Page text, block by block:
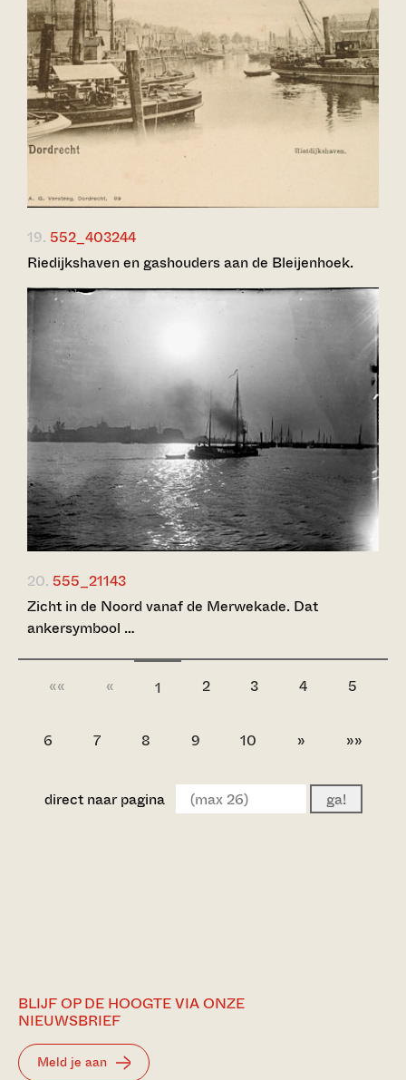
19. 552_403244
Riedijkshaven en gashouders aan de Bleijenhoek.
20. 555_21143
Zicht in de Noord vanaf de Merwekade. Dat
ankersymbool …
«« « 1 2 3 4 5
6 7 8 9 10 » »»
direct naar pagina ga!
BLIJF OP DE HOOGTE VIA ONZE
NIEUWSBRIEF
Meld je aan